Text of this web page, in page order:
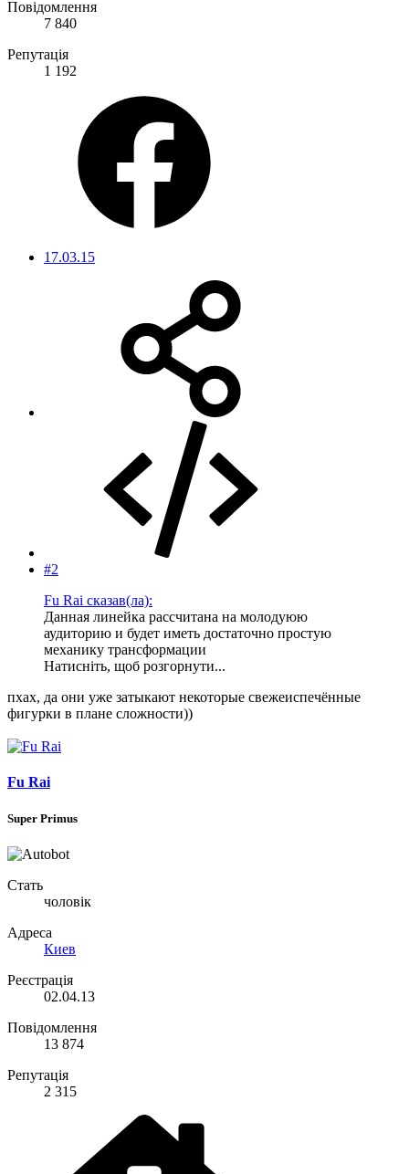
Повідомлення
7 840
Репутація
1 192
17.03.15
#2
Fu Rai сказав(ла):
Данная линейка рассчитана на молодуюю
аудиторию и будет иметь достаточно простую
механику трансформации
Натисніть, щоб розгорнути...
пхах, да они уже затыкают некоторые свежеиспечённые
фигурки в плане сложности))
Fu Rai
Super Primus
Стать
чоловік
Адреса
Киев
Реєстрація
02.04.13
Повідомлення
13 874
Репутація
2 315